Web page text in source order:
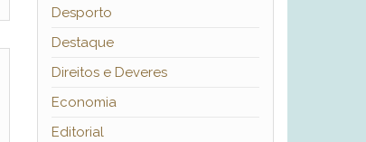
Desporto
Destaque
Direitos e Deveres
Economia
Editorial